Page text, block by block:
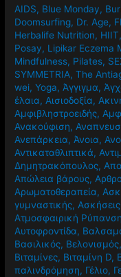
AIDS, Blue Monday,
Doomsurfing, Dr. Age,
Herbalife Nutrition, HIIT,
Posay, Lipikar Eczema
Mindfulness, Pilates,
SYMMETRIA,The
wei,Yoga, Άγγιγμα,
έλαια, Αισιοδοξία,
Αμφιβληστροειδής,
Ανακούφιση,
Ανεπάρκεια, Άνοια,
Αντικαταθλιπτικά,
Δημητρακόπουλος,
Απώλεια βάρους,
Αρωματοθεραπεία,
γυμναστικής,
Ατμοσφαιρική Ρύπανση
Αυτοφροντίδα,
Βασιλικός, Βελονισμός,
Βιταμίνες, Βιταμίνη D,
παλινδρόμηση, Γέλιο,